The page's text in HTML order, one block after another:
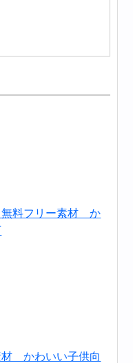
料フリー素材 か
かわいい子供向